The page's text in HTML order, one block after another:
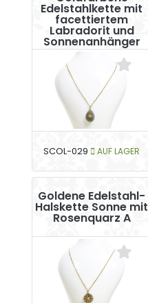
Edelstahlkette mit
facettiertem
Labradorit und
Sonnenanhänger
SCOL-029 AUF LAGER
Goldene Edelstahl-
Halskette Sonne mit
Rosenquarz A